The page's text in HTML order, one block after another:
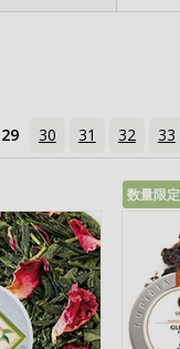
29 30 31 32 33
数量限定